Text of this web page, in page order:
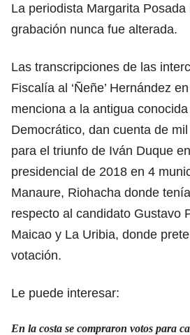
La periodista Margarita
grabación nunca fue alterada.
Las transcripciones de las
Fiscalía al ‘Ñeñe’ Hernández
menciona a la antigua
Democrático, dan cuenta de
para el triunfo de Iván Duque
presidencial de 2018 en 4
Manaure, Riohacha donde
respecto al candidato Gustavo
Maicao y La Uribia, donde
votación.
Le puede interesar:
En la costa se compraron votos para